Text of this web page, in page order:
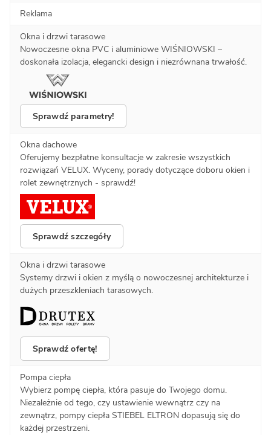
Reklama
Okna i drzwi tarasowe
Nowoczesne okna PVC i aluminiowe WIŚNIOWSKI –
doskonała izolacja, elegancki design i niezrównana trwałość.
Sprawdź parametry!
Okna dachowe
Oferujemy bezpłatne konsultacje w zakresie wszystkich
rozwiązań VELUX. Wyceny, porady dotyczące doboru okien i
rolet zewnętrznych - sprawdź!
Sprawdź szczegóły
Okna i drzwi tarasowe
Systemy drzwi i okien z myślą o nowoczesnej architekturze i
dużych przeszkleniach tarasowych.
Sprawdź ofertę!
Pompa ciepła
Wybierz pompę ciepła, która pasuje do Twojego domu.
Niezależnie od tego, czy ustawienie wewnątrz czy na
zewnątrz, pompy ciepła STIEBEL ELTRON dopasują się do
każdej przestrzeni.